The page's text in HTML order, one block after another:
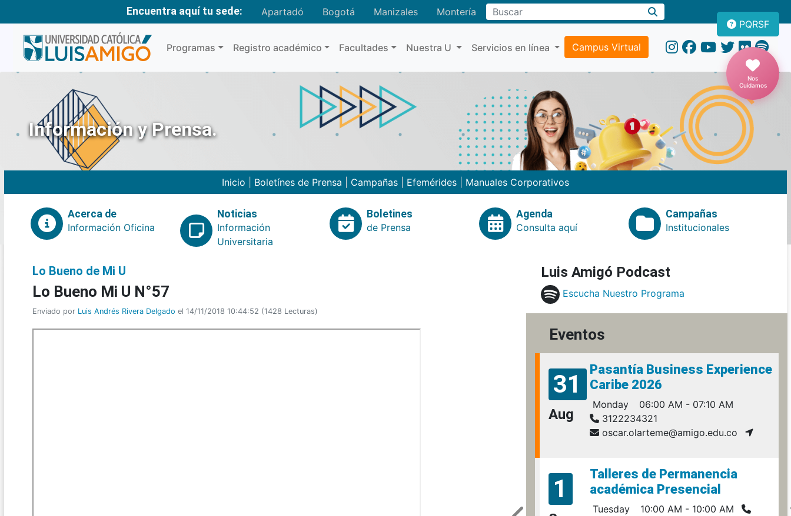
Encuentra aquí tu sede: Apartadó Bogotá Manizales MonteríaBuscar
Programas Registro académico Facultades Nuestra U Servicios en línea Campus Virtual
PQRSF
Nos
Cuidamos
Información y Prensa.
Inicio Boletínes de Prensa Campañas Efemérides Manuales Corporativos
Acerca de
Información Oficina
Noticias
Información
Universitaria
Boletines
de Prensa
Agenda
Consulta aquí
Campañas
Institucionales
Lo Bueno de Mi U
Lo Bueno Mi U N°57
Enviado por Luis Andrés Rivera Delgado el 14/11/2018 10:44:52 (1428 Lecturas)
Luis Amigó Podcast
Escucha Nuestro Programa
Eventos
31
Aug
Pasantía Business Experience
Caribe 2026
Monday
06:00 AM - 07:10 AM
3122234321
oscar.olarteme@amigo.edu.co
1
Talleres de Permanencia
académica Presencial
Tuesday 10:00 AM - 10:00 AM